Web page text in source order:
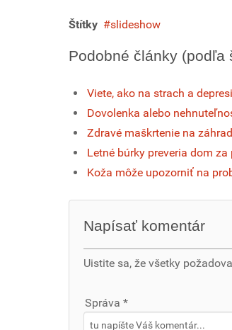
Štítky slideshow
Podobné články (podľa
Viete, ako na strach a
Dovolenka alebo
Zdravé maškrtenie na
Letné búrky preveria dom
Koža môže upozorniť na
Napísať komentár
Uistite sa, že všetky
Správa *